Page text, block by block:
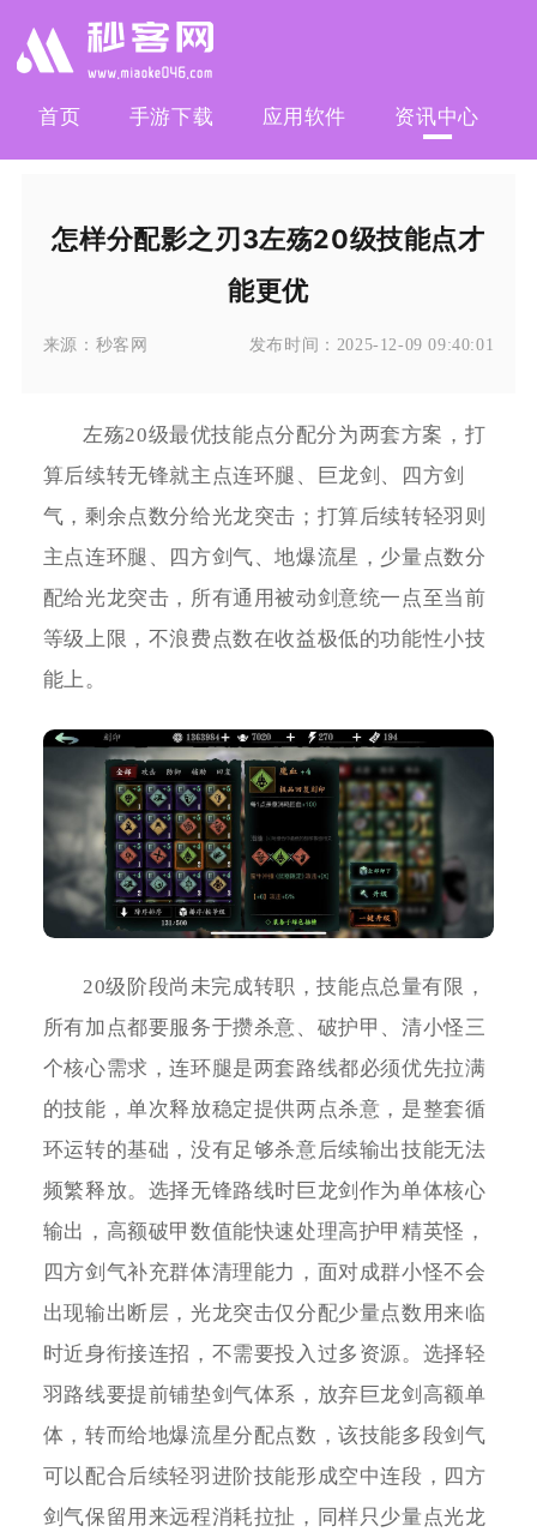
首页 手游下载 应用软件 资讯中心
怎样分配影之刃3左殇20级技能点才
能更优
来源： 秒客网 发布时间： 2025-12-09 09:40:01
左殇20级最优技能点分配分为两套方案，打
算后续转无锋就主点连环腿、巨龙剑、四方剑
气，剩余点数分给光龙突击；打算后续转轻羽则
主点连环腿、四方剑气、地爆流星，少量点数分
配给光龙突击，所有通用被动剑意统一点至当前
等级上限，不浪费点数在收益极低的功能性小技
能上。
20级阶段尚未完成转职，技能点总量有限，
所有加点都要服务于攒杀意、破护甲、清小怪三
个核心需求，连环腿是两套路线都必须优先拉满
的技能，单次释放稳定提供两点杀意，是整套循
环运转的基础，没有足够杀意后续输出技能无法
频繁释放。选择无锋路线时巨龙剑作为单体核心
输出，高额破甲数值能快速处理高护甲精英怪，
四方剑气补充群体清理能力，面对成群小怪不会
出现输出断层，光龙突击仅分配少量点数用来临
时近身衔接连招，不需要投入过多资源。选择轻
羽路线要提前铺垫剑气体系，放弃巨龙剑高额单
体，转而给地爆流星分配点数，该技能多段剑气
可以配合后续轻羽进阶技能形成空中连段，四方
剑气保留用来远程消耗拉扯，同样只少量点光龙